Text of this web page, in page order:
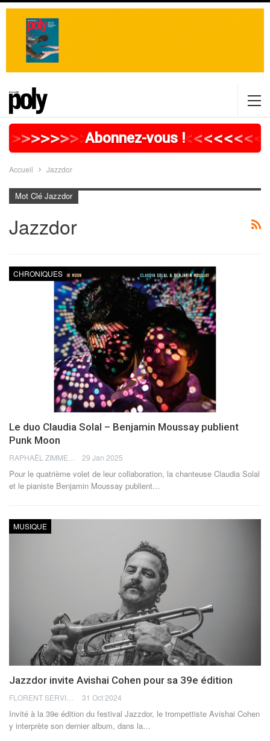
>>>>>>>>>>>>>>>>>
Abonnez-vous !<<<<<<<<
Accueil Jazzdor
Mot Clé Jazzdor
Jazzdor
CHRONIQUES
Le duo Claudia Solal – Benjamin Moussay publient
Punk Moon
29 Jan 2025
Pour le quatrième volet de leur collaboration, la chanteuse Claudia Solal
et le pianiste Benjamin Moussay publient…
MUSIQUE
Jazzdor invite Avishai Cohen pour sa 39e édition
31 Oct 2024
Invité à la 39e édition du festival Jazzdor, le trompettiste Avishai Cohen
y interprète son dernier album, dans la…